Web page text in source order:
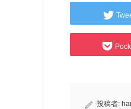
投稿者: